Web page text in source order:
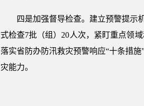
四是加强督导检查。建立预警提示机
式检查7批（组）20人次，紧盯重点领
落实省防办防汛救灾预警响应“十条措
灾能力。